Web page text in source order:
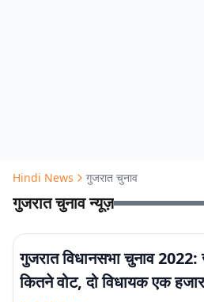
Hindi News गुजरात चुनाव
गुजरात चुनाव न्यूज़
गुजरात विधानसभा चुनाव 2022:
कितने वोट, दो विधायक एक